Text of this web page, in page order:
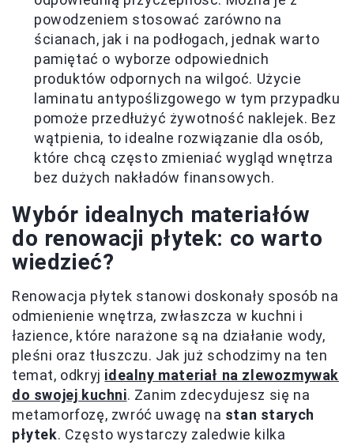
powodzeniem stosować zarówno na
ścianach, jak i na podłogach, jednak warto
pamiętać o wyborze odpowiednich
produktów odpornych na wilgoć. Użycie
laminatu antypoślizgowego w tym przypadku
pomoże przedłużyć żywotność naklejek. Bez
wątpienia, to idealne rozwiązanie dla osób,
które chcą często zmieniać wygląd wnętrza
bez dużych nakładów finansowych.
Wybór idealnych materiałów
do renowacji płytek: co warto
wiedzieć?
Renowacja płytek stanowi doskonały sposób na
odmienienie wnętrza, zwłaszcza w kuchni i
łazience, które narażone są na działanie wody,
pleśni oraz tłuszczu. Jak już schodzimy na ten
temat, odkryj idealny materiał na zlewozmywak
do swojej kuchni. Zanim zdecydujesz się na
metamorfozę, zwróć uwagę na stan starych
płytek. Często wystarczy zaledwie kilka